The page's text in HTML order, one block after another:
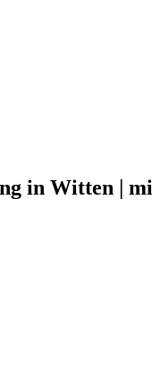
in Witten |